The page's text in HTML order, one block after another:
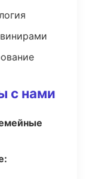
с нами